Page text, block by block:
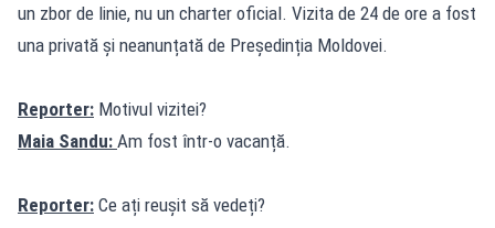
un zbor de linie, nu un charter oficial. Vizita de 24 de ore a fost
una privată și neanunțată de Președinția Moldovei.
Reporter: Motivul vizitei?
Maia Sandu: Am fost într-o vacanță.
Reporter: Ce ați reușit să vedeți?